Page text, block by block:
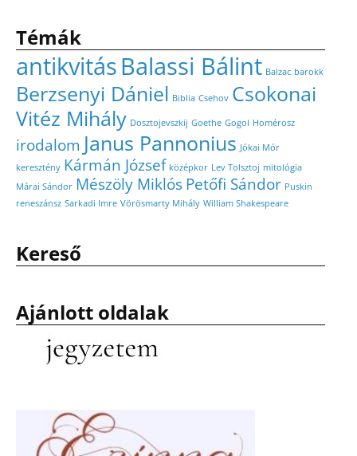
Témák
antikvitásBalassi Bálint Balzac barokk
Berzsenyi Dániel Biblia Csehov Csokonai
Vitéz Mihály Dosztojevszkij Goethe Gogol Homérosz
irodalom Janus Pannonius Jókai Mór
keresztény Kármán József középkor Lev Tolsztoj mitológia
Márai Sándor Mészöly MiklósPetőfi Sándor Puskin
reneszánsz Sarkadi Imre Vörösmarty Mihály William Shakespeare
Kereső
Ajánlott oldalak